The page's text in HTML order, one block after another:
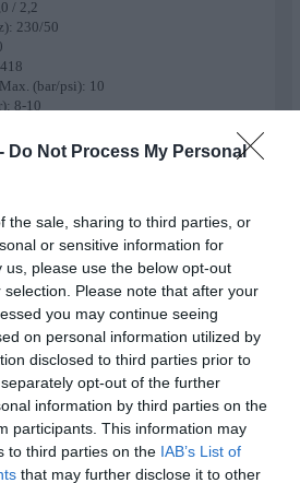
Do Not Process My Personal
the sale, sharing to third parties, or
or sensitive information for
please use the below opt-out
Please note that after your
you may continue seeing
on personal information utilized by
disclosed to third parties prior to
opt-out of the further
information by third parties on the
participants. This information may
to third parties on the IAB’s List of
that may further disclose it to other
/ 2,2
230/50
(bar/psi): 10
8-10
LwA (dB): 76
Πίεσης Λειτουργίας: ΝΑΙ
Ο ΥΑΛΟΔΕΙΚΤΗΣ
ΤΑΧΥΣΥΝΔΕΣΜΟΙ +1 ΒΑΝΑ 3/4"
2*3/4"
(°C): 5 Έως 40
– 1,6m
ΜxΠxΥ (mm): 1330x520x1130
(mm): 1380x500x1095
143